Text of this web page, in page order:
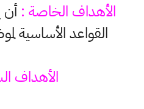
الأهداف الخاصة :أن
القواعد الأساسية
الأهداف